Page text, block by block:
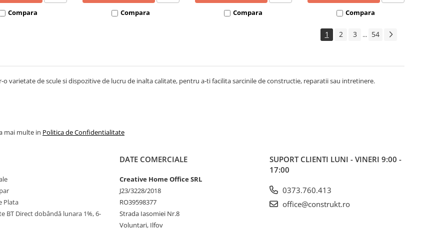
Compara Compara Compara Compara
1 2 3 ... 54
o varietate de scule si dispozitive de lucru de inalta calitate, pentru a-ti facilita sarcinile de constructie, reparatii sau intretinere.
mai multe in Politica de Confidentialitate
Plata
BT Direct dobândă lunara 1%, 6-
DATE COMERCIALE
Creative Home Office SRL
J23/3228/2018
RO39598377
Strada Iasomiei Nr.8
Voluntari, Ilfov
SUPORT CLIENTI LUNI - VINERI 9:00 -
17:00
0373.760.413
office@construkt.ro